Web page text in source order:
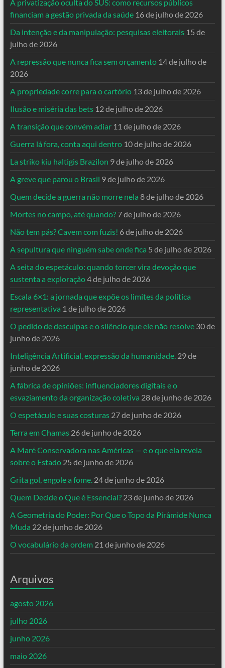
A privatização oculta do SUS: como recursos públicos
financiam a gestão privada da saúde 16 de julho de 2026
Da intenção e da manipulação: pesquisas eleitorais 15 de
julho de 2026
A repressão que nunca fica sem orçamento 14 de julho de
2026
A propriedade corre para o cartório 13 de julho de 2026
Ilusão e miséria das bets 12 de julho de 2026
A transição que convém adiar 11 de julho de 2026
Guerra lá fora, conta aqui dentro 10 de julho de 2026
La striko kiu haltigis Brazilon 9 de julho de 2026
A greve que parou o Brasil 9 de julho de 2026
Quem decide a guerra não morre nela 8 de julho de 2026
Mortes no campo, até quando? 7 de julho de 2026
Não tem pás? Cavem com fuzis! 6 de julho de 2026
A sepultura que ninguém sabe onde fica 5 de julho de 2026
A seita do espetáculo: quando torcer vira devoção que
sustenta a exploração4 de julho de 2026
Escala 6×1: a jornada que expõe os limites da política
representativa 1 de julho de 2026
O pedido de desculpas e o silêncio que ele não resolve 30 de
junho de 2026
Inteligência Artificial, expressão da humanidade. 29 de
junho de 2026
A fábrica de opiniões: influenciadores digitais e o
esvaziamento da organização coletiva 28 de junho de 2026
O espetáculo e suas costuras 27 de junho de 2026
Terra em Chamas 26 de junho de 2026
A Maré Conservadora nas Américas — e o que ela revela
sobre o Estado 25 de junho de 2026
Grita gol, engole a fome. 24 de junho de 2026
Quem Decide o Que é Essencial? 23 de junho de 2026
A Geometria do Poder: Por Que o Topo da Pirâmide Nunca
Muda 22 de junho de 2026
O vocabulário da ordem 21 de junho de 2026
Arquivos
agosto 2026
julho 2026
junho 2026
maio 2026